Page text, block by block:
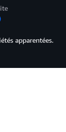
apparentées.